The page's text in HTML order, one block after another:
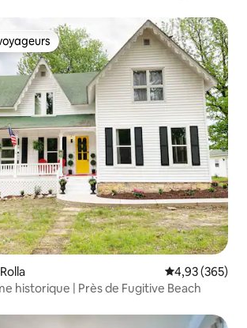
Évaluation
4,93 (365)
historique | Près de Fugitive Beach